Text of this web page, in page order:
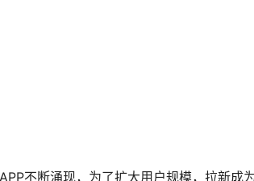
不断涌现，为了扩大用户规模，拉新成